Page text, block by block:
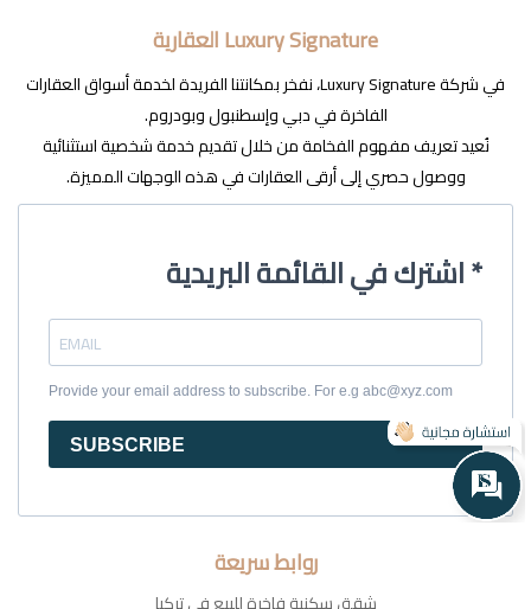
Luxury Signature العقارية
في شركة Luxury Signature، نفخر بمكانتنا الفريدة لخدمة أسواق العقارات
الفاخرة في دبي وإسطنبول وبودروم.
نُعيد تعريف مفهوم الفخامة من خلال تقديم خدمة شخصية استثنائية
ووصول حصري إلى أرقى العقارات في هذه الوجهات المميزة.
اشترك في القائمة البريدية *
Provide your email address to subscribe. For e.g abc@xyz.com
SUBSCRIBE
روابط سريعة